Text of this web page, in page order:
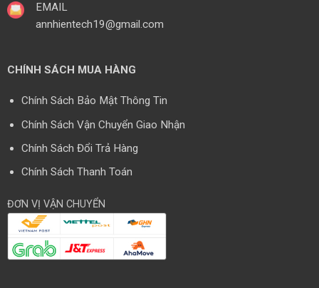
EMAIL
annhientech19@gmail.com
CHÍNH SÁCH MUA HÀNG
Chính Sách Bảo Mật Thông Tin
Chính Sách Vận Chuyển Giao Nhận
Chính Sách Đổi Trả Hàng
Chính Sách Thanh Toán
ĐƠN VỊ VẬN CHUYỂN